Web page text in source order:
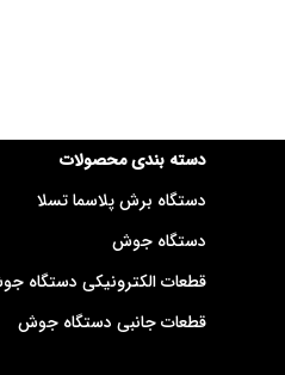
دسته بندی محصولات
دستگاه برش پلاسما تسلا
دستگاه جوش
قطعات الکترونیکی دستگاه
قطعات جانبی دستگاه جوش